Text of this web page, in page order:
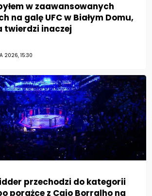
w zaawansowanych
na galę UFC w Białym Domu,
twierdzi inaczej
2026, 15:30
przechodzi do kategorii
porażce z Caio Borralho na